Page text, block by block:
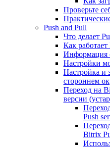
Проверьте
Push and Pull
Что делает
Как работает
Информация
Настройки
Настройка и
стороннем
Переход на
версии
Push
Bitrix